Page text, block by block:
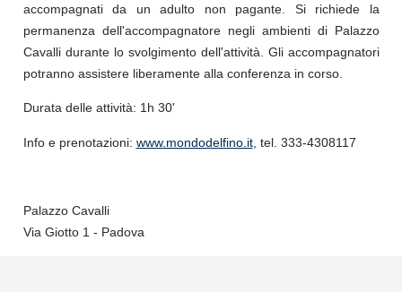
accompagnati da un adulto non pagante. Si richiede la
permanenza dell'accompagnatore negli ambienti di Palazzo
Cavalli durante lo svolgimento dell'attività. Gli accompagnatori
potranno assistere liberamente alla conferenza in corso.
Durata delle attività: 1h 30'
Info e prenotazioni: www.mondodelfino.it, tel. 333-4308117
Palazzo Cavalli
Via Giotto 1 - Padova